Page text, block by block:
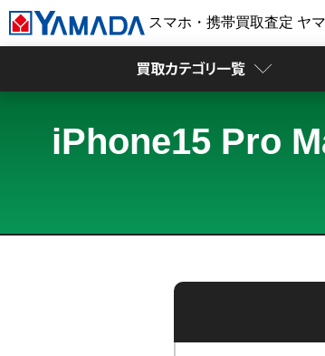
スマホ・携帯買取査定 ヤ
iPhone15 Pro